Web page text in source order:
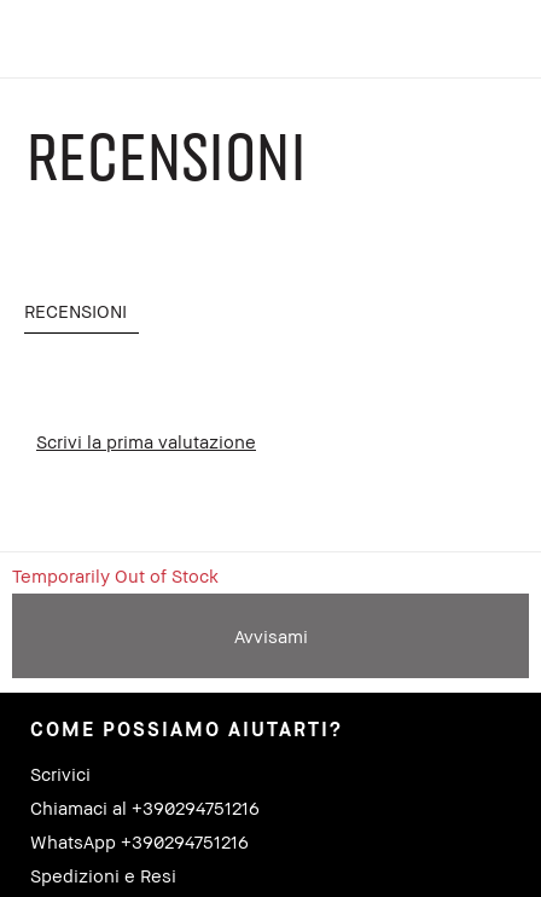
RECENSIONI
RECENSIONI
Scrivi la prima valutazione
Temporarily Out of Stock
Avvisami
COME POSSIAMO AIUTARTI?
Scrivici
Chiamaci al +390294751216
WhatsApp +390294751216
Spedizioni e Resi